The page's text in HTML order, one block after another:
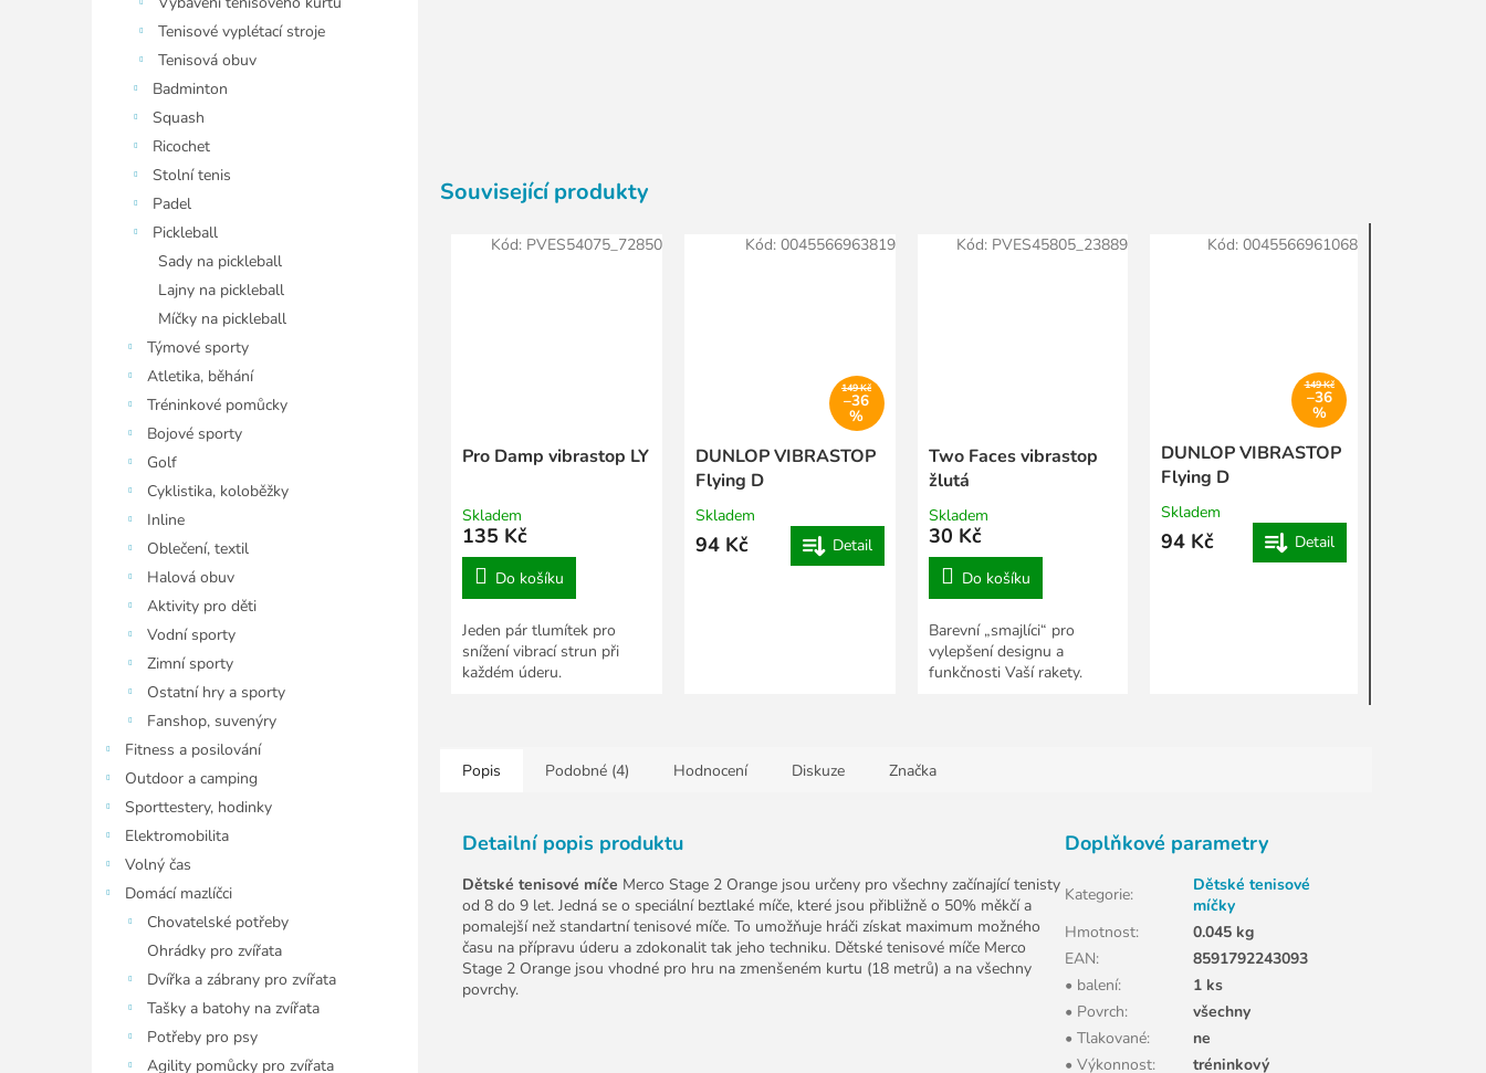
Tenisové vyplétací stroje
Tenisová obuv
Badminton
Squash
Ricochet
Stolní tenis
Padel
Pickleball
Sady na pickleball
Lajny na pickleball
Míčky na pickleball
Týmové sporty
Atletika, běhání
Tréninkové pomůcky
Bojové sporty
Golf
Cyklistika, koloběžky
Inline
Oblečení, textil
Halová obuv
Aktivity pro děti
Vodní sporty
Zimní sporty
Ostatní hry a sporty
Fanshop, suvenýry
Fitness a posilování
Outdoor a camping
Sporttestery, hodinky
Elektromobilita
Volný čas
Domácí mazlíčci
Chovatelské potřeby
Ohrádky pro zvířata
Dvířka a zábrany pro zvířata
Tašky a batohy na zvířata
Potřeby pro psy
Agility pomůcky pro zvířata
Související produkty
Pro Damp vibrastop LY
Skladem
135 Kč
Do košíku
Jeden pár tlumítek pro
snížení vibrací strun při
každém úderu.
Kód: PVES54075_72850
149 Kč
–36
%
DUNLOP VIBRASTOP
Flying D
Skladem
94 Kč Detail
Kód: 0045566963819
Two Faces vibrastop
žlutá
Skladem
30 Kč
Do košíku
Barevní „smajlíci“ pro
vylepšení designu a
funkčnosti Vaší rakety.
Kód: PVES45805_23889
149 Kč
–36
%
DUNLOP VIBRASTOP
Flying D
Skladem
94 Kč Detail
Kód: 0045566961068
Popis Podobné (4) Hodnocení Diskuze Značka
Detailní popis produktu
Dětské tenisové míče Merco Stage 2 Orange jsou určeny pro všechny začínající tenisty
od 8 do 9 let. Jedná se o speciální beztlaké míče, které jsou přibližně o 50% měkčí a
pomalejší než standartní tenisové míče. To umožňuje hráči získat maximum možného
času na přípravu úderu a zdokonalit tak jeho techniku. Dětské tenisové míče Merco
Stage 2 Orange jsou vhodné pro hru na zmenšeném kurtu (18 metrů) a na všechny
povrchy.
Doplňkové parametry
Kategorie:
Dětské tenisové
míčky
Hmotnost:
0.045 kg
EAN:
8591792243093
• balení:
1 ks
• Povrch:
všechny
• Tlakované:
ne
• Výkonnost:
tréninkový